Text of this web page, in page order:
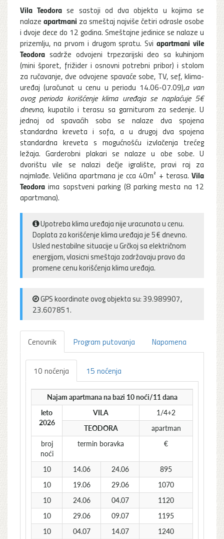
Vila Teodora se sastoji od dva objekta u kojima se
nalaze apartmani za smeštaj najviše četiri odrasle osobe
i dvoje dece do 12 godina. Smeštajne jedinice se nalaze u
prizemlju, na prvom i drugom spratu. Sviapartmani vile
Teodora sadrže odvojeni trpezarijski deo sa kuhinjom
(mini šporet, frižider i osnovni potrebni pribor) i stolom
za ručavanje, dve odvojene spavaće sobe, TV, sef, klima-
uređaj (uračunat u cenu u periodu 14.06-07.09),a van
ovog perioda korišćenje klima uređaja se naplaćuje 5€
dnevno,kupatilo i terasu sa garniturom za sedenje. U
jednoj od spavaćih soba se nalaze dva spojena
standardna kreveta i sofa, a u drugoj dva spojena
standardna kreveta s mogućnošću izvlačenja trećeg
ležaja. Garderobni plakari se nalaze u obe sobe. U
dvorištu vile se nalazi dečje igralište, pravi raj za
najmlađe. Veličina apartmana je cca 40m² + terasa. Vila
Teodora ima sopstveni parking (8 parking mesta na 12
apartmana).
Upotreba klima uređaja nije uracunata u cenu.
Doplata za korišćenje klima uređaja je 5€ dnevno.
Usled nestabilne situacije u Grčkoj sa električnom
energijom, vlasicni smeštaja zadržavaju pravo da
promene cenu korišćenja klima uređaja.
GPS koordinate ovog objekta su: 39.989907,
23.607851.
Cenovnik Program putovanja Napomena
10 noćenja 15 noćenja
Najam apartmana na bazi 10 noći/11 dana
leto
2026
VILA
1/4+2
TEODORA
apartman
broj
noći
termin boravka €
10 14.06 24.06
895
10
19.06 29.06
1070
10
24.06 04.07
1120
10
29.06 09.07
1195
10
04.07 14.07
1240